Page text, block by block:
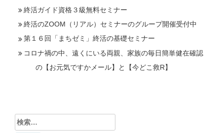
終活ガイド資格３級無料セミナー
終活のZOOM（リアル）セミナーのグループ開催受付中
第１６回「まちゼミ」終活の基礎セミナー
コロナ禍の中、遠くにいる両親、家族の毎日簡単健在確認
の【お元気ですかメール】と【今どこ救R】
検
索: